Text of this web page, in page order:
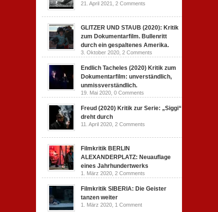
21. April 2021, 2 Comments
GLITZER UND STAUB (2020): Kritik
zum Dokumentarfilm. Bullenritt
durch ein gespaltenes Amerika.
3. Oktober 2020, 2 Comments
Endlich Tacheles (2020) Kritik zum
Dokumentarfilm: unverständlich,
unmissverständlich.
19. Mai 2020, 0 Comments
Freud (2020) Kritik zur Serie: „Siggi“
dreht durch
11. April 2020, 2 Comments
Filmkritik BERLIN
ALEXANDERPLATZ: Neuauflage
eines Jahrhundertwerks
1. März 2020, 2 Comments
Filmkritik SIBERIA: Die Geister
tanzen weiter
1. März 2020, 1 Comment